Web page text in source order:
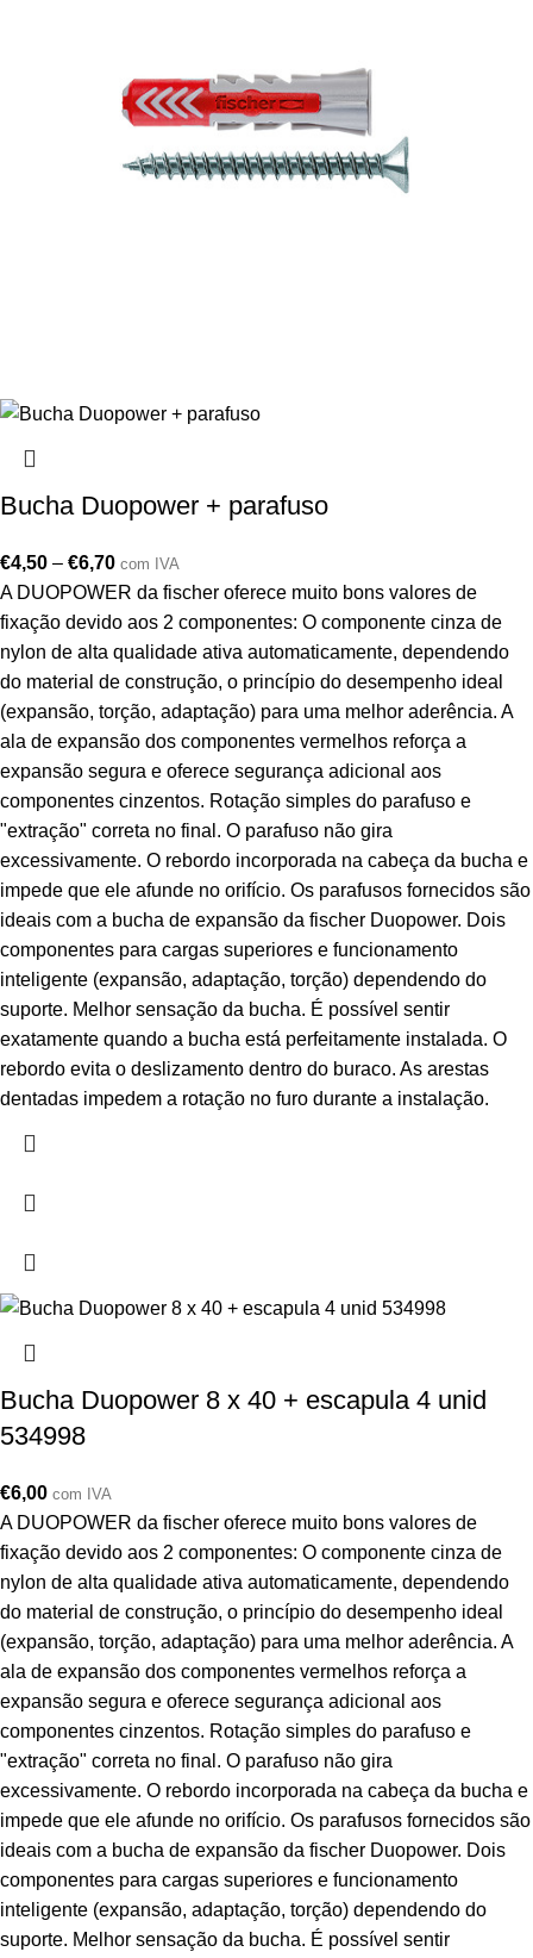
Bucha Duopower + parafuso
€4,50 – €6,70 com IVA
A DUOPOWER da fischer oferece muito bons valores de
fixação devido aos 2 componentes: O componente cinza de
nylon de alta qualidade ativa automaticamente, dependendo
do material de construção, o princípio do desempenho ideal
(expansão, torção, adaptação) para uma melhor aderência. A
ala de expansão dos componentes vermelhos reforça a
expansão segura e oferece segurança adicional aos
componentes cinzentos. Rotação simples do parafuso e
"extração" correta no final. O parafuso não gira
excessivamente. O rebordo incorporada na cabeça da bucha e
impede que ele afunde no orifício. Os parafusos fornecidos são
ideais com a bucha de expansão da fischer Duopower. Dois
componentes para cargas superiores e funcionamento
inteligente (expansão, adaptação, torção) dependendo do
suporte. Melhor sensação da bucha. É possível sentir
exatamente quando a bucha está perfeitamente instalada. O
rebordo evita o deslizamento dentro do buraco. As arestas
dentadas impedem a rotação no furo durante a instalação.
Bucha Duopower 8 x 40 + escapula 4 unid
534998
€6,00 com IVA
A DUOPOWER da fischer oferece muito bons valores de
fixação devido aos 2 componentes: O componente cinza de
nylon de alta qualidade ativa automaticamente, dependendo
do material de construção, o princípio do desempenho ideal
(expansão, torção, adaptação) para uma melhor aderência. A
ala de expansão dos componentes vermelhos reforça a
expansão segura e oferece segurança adicional aos
componentes cinzentos. Rotação simples do parafuso e
"extração" correta no final. O parafuso não gira
excessivamente. O rebordo incorporada na cabeça da bucha e
impede que ele afunde no orifício. Os parafusos fornecidos são
ideais com a bucha de expansão da fischer Duopower. Dois
componentes para cargas superiores e funcionamento
inteligente (expansão, adaptação, torção) dependendo do
suporte. Melhor sensação da bucha. É possível sentir